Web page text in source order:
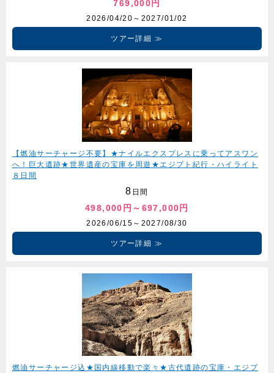
769,000円
2026/04/20～2027/01/02
ツアー詳細
【燃油サーチャージ不要】★ナイルエクスプレスに乗ってアスワン
へ！巨大遺跡★世界遺産の宝庫を周遊★エジプト紀行・ハイライト
８日間
8 日間
498,000円～697,000円
2026/06/15～2027/08/30
ツアー詳細
燃油サーチャージ込★国内線移動で楽々★古代遺跡の宝庫・エジプ